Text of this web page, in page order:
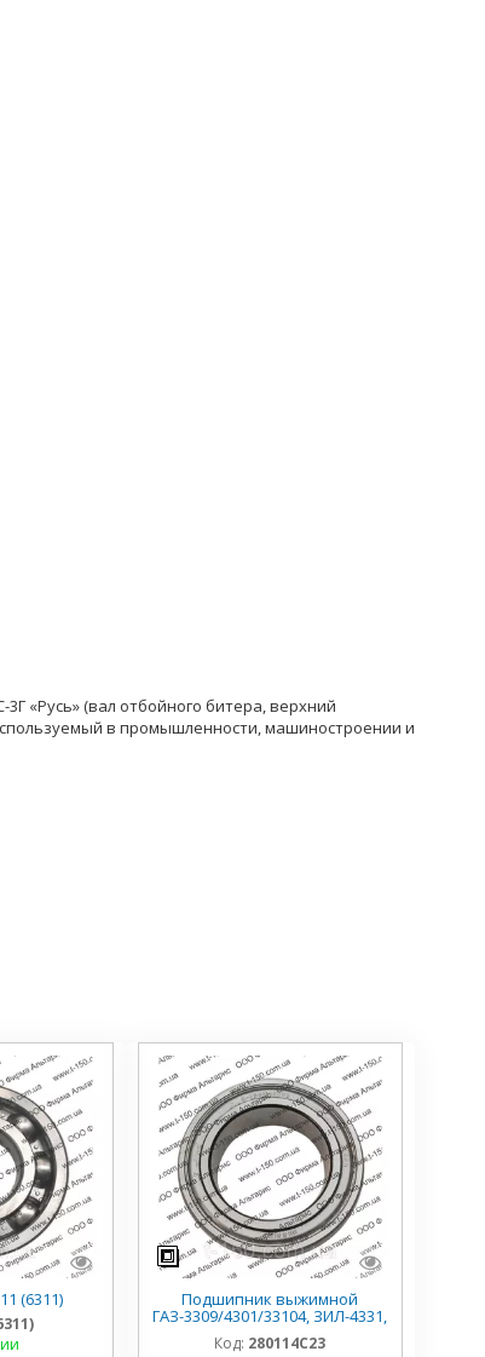
«Русь» (вал отбойного битера, верхний
в промышленности, машиностроении и
(6311) Подшипник выжимной
ГАЗ-3309/4301/33104, ЗИЛ-4331,
280114С23
Код: 280114С23